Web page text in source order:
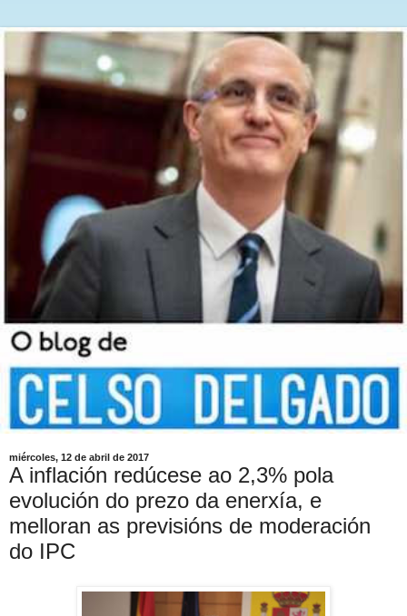
miércoles, 12 de abril de 2017
A inflación redúcese ao 2,3% pola
evolución do prezo da enerxía, e
melloran as previsións de moderación
do IPC